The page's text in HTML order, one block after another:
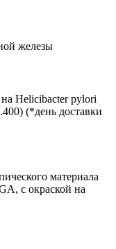
железы
на Helicibacter pylori
(*день доставки
материала
с окраской на